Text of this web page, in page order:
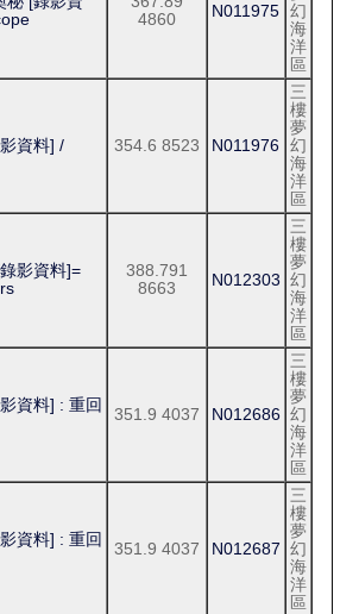
4860
N011975 幻
海
洋
區
資料] / 354.6 8523 N011976
三
樓
夢
幻
海
洋
區
影資料]=
388.791
8663
N012303
三
樓
夢
幻
海
洋
區
資料] : 重回
351.9 4037 N012686
三
樓
夢
幻
海
洋
區
資料] : 重回
351.9 4037 N012687
三
樓
夢
幻
海
洋
區